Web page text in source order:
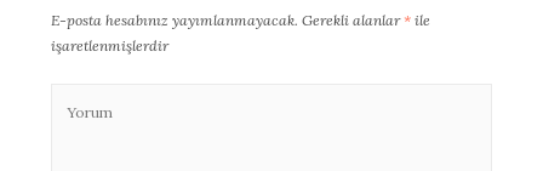
E-posta hesabınız yayımlanmayacak. Gerekli alanlar* ile
işaretlenmişlerdir